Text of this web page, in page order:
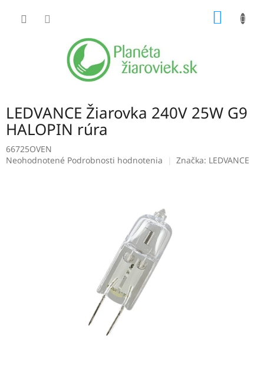
LEDVANCE Žiarovka 240V 25W G9
HALOPIN rúra
66725OVEN
Priemerné
Neohodnotené Podrobnosti hodnotenia Značka: LEDVANCE